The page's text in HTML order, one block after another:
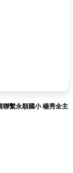
聯繫永順國小 楊秀全主